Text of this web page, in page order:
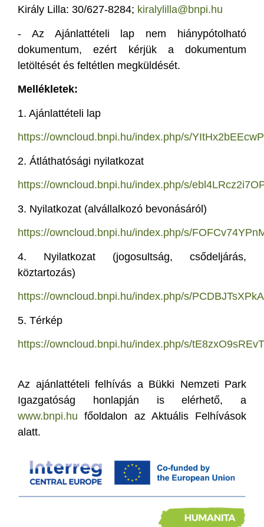
Király Lilla: 30/627-8284; kiralylilla@bnpi.hu
- Az Ajánlattételi lap nem hiánypótolható
dokumentum, ezért kérjük a dokumentum
letöltését és feltétlen megküldését.
Mellékletek:
1. Ajánlattételi lap
https://owncloud.bnpi.hu/index.php/s/
2. Átláthatósági nyilatkozat
https://owncloud.bnpi.hu/index.php/s/
3. Nyilatkozat (alvállalkozó bevonásáról)
https://owncloud.bnpi.hu/index.php/s/
4. Nyilatkozat (jogosultság, csődeljárás,
köztartozás)
https://owncloud.bnpi.hu/index.php/s/
5. Térkép
https://owncloud.bnpi.hu/index.php/s/
Az ajánlattételi felhívás a Bükki Nemzeti Park
Igazgatóság honlapján is elérhető, a
www.bnpi.hu főoldalon az Aktuális Felhívások
alatt.